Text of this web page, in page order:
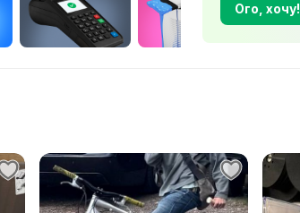
Ого, хочу!